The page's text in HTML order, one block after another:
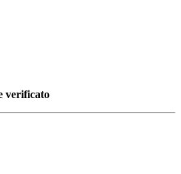
verificato